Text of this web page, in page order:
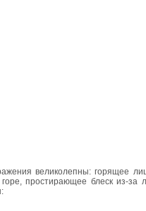
великолепны: горящее
простирающее блеск из-за